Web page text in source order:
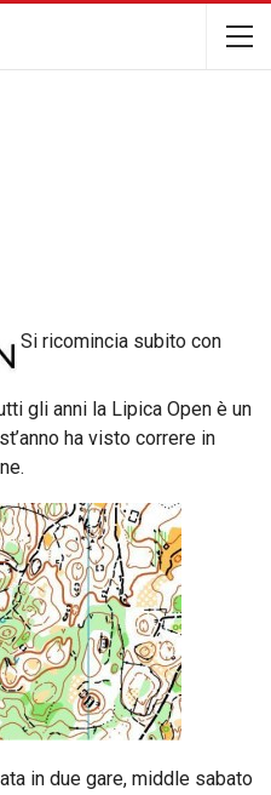
Si ricomincia subito con
gli anni la Lipica Open è un
ha visto correre in
in due gare, middle sabato